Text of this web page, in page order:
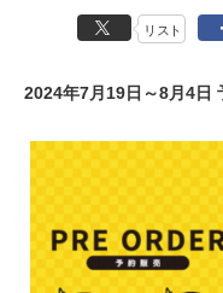
リスト
2024年7月19日～8月4日